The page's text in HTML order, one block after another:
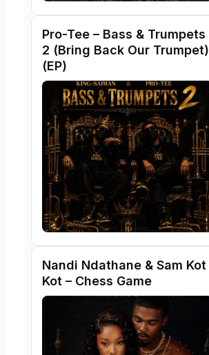
Pro-Tee – Bass & Trumpets
2 (Bring Back Our Trumpet)
(EP)
Nandi Ndathane & Sam Kot
Kot – Chess Game